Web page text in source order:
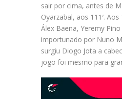
sair por cima, antes de
Oyarzabal, aos 111′.
Álex Baena, Yeremy
importunado por Nuno
surgiu Diogo Jota a
jogo foi mesmo para